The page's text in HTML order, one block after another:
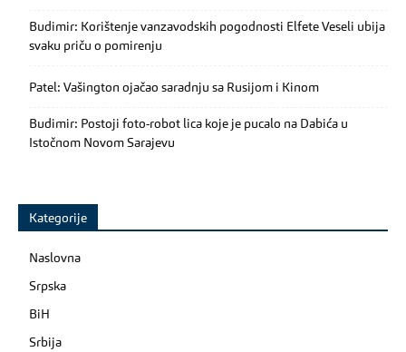
Budimir: Korištenje vanzavodskih pogodnosti Elfete Veseli ubija
svaku priču o pomirenju
Patel: Vašington ojačao saradnju sa Rusijom i Kinom
Budimir: Postoji foto-robot lica koje je pucalo na Dabića u
Istočnom Novom Sarajevu
Kategorije
Naslovna
Srpska
BiH
Srbija